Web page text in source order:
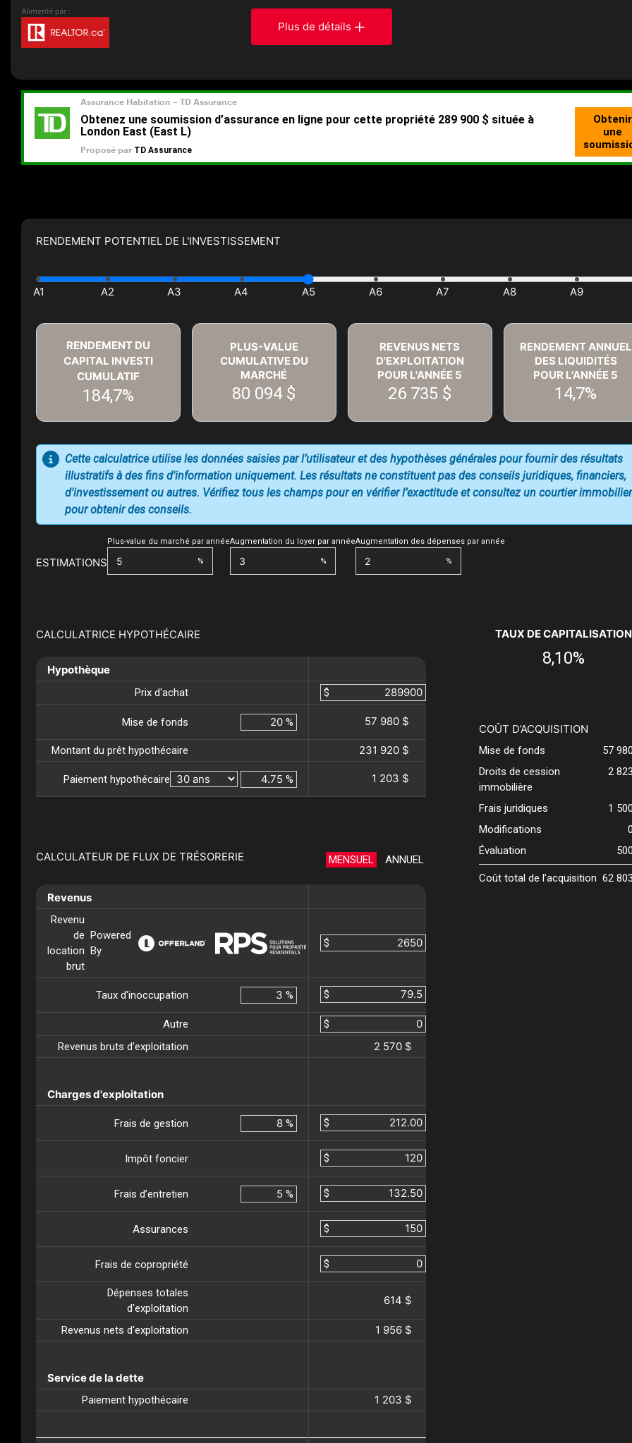
Plus de détails
RENDEMENT POTENTIEL DE L'INVESTISSEMENT
RENDEMENT DU
CAPITAL INVESTI
CUMULATIF
184,7%
PLUS-VALUE
CUMULATIVE DU
MARCHÉ
80 094 $
REVENUS NETS
D'EXPLOITATION
POUR L'ANNÉE 5
26 735 $
RENDEMENT ANNUEL
DES LIQUIDITÉS
POUR L'ANNÉE 5
14,7%
ESTIMATIONS
Plus-value du marché par année
%
Augmentation du loyer par année
%
Augmentation des dépenses par année
%
Cette calculatrice utilise les données saisies par l’utilisateur et des hypothèses générales pour fournir des résultats
illustratifs à des fins d'information uniquement. Les résultats ne constituent pas des conseils juridiques, financiers,
d'investissement ou autres. Vérifiez tous les champs pour en vérifier l’exactitude et consultez un courtier immobilier
pour obtenir des conseils.
CALCULATRICE HYPOTHÉCAIRE
Hypothèque
Prix d'achat $
Mise de fonds % 57 980 $
Montant du prêt hypothécaire 231 920 $
Paiement hypothécaire % 1 203 $
CALCULATEUR DE FLUX DE TRÉSORERIE MENSUEL ANNUEL
Revenus
Revenu
de
location
brut
Powered
By
$
Taux d'inoccupation % $
Autre
$
Revenus bruts d'exploitation
2 570 $
Charges d'exploitation
Frais de gestion % $
Impôt foncier $
Frais d’entretien % $
Assurances $
Frais de copropriété $
Dépenses totales
d'exploitation
614 $
Revenus nets d'exploitation 1 956 $
Service de la dette
Paiement hypothécaire 1 203 $
TAUX DE CAPITALISATION
8,10%
COÛT D’ACQUISITION
Mise de fonds
57
Droits de cession
immobilière
2
Frais juridiques
1
Modifications
Évaluation
Coût total de l’acquisition 62